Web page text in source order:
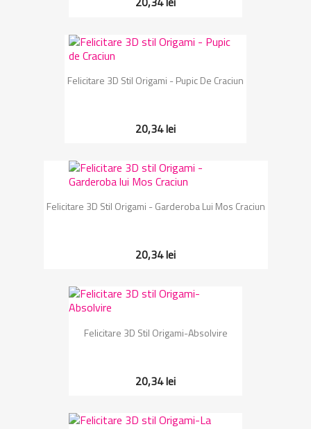
Felicitare 3D Stil Origami - Pupic De Craciun
20,34 lei
Felicitare 3D Stil Origami - Garderoba Lui Mos Craciun
20,34 lei
Felicitare 3D Stil Origami-Absolvire
20,34 lei